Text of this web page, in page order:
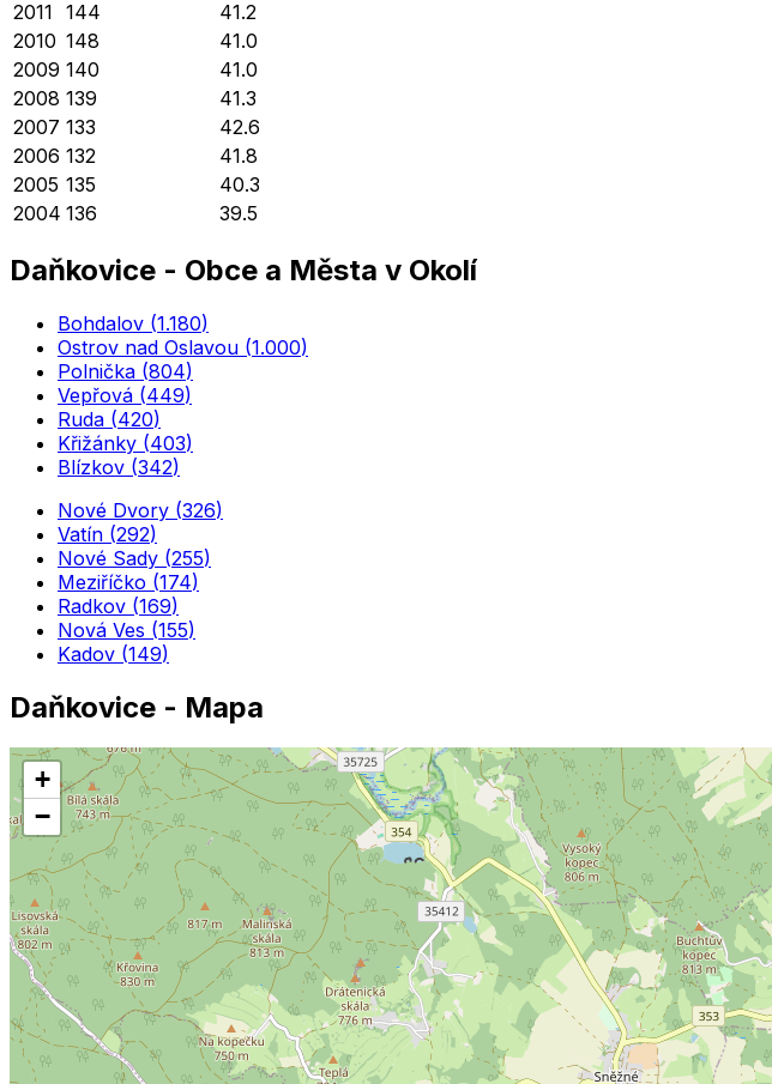
2011 144
41.2
2010 148
41.0
2009 140
41.0
2008 139
41.3
2007 133
42.6
2006 132
41.8
2005 135
40.3
2004 136 39.5
Daňkovice - Obce a Města v Okolí
Bohdalov (1.180)
Ostrov nad Oslavou (1.000)
Polnička (804)
Vepřová (449)
Ruda (420)
Křižánky (403)
Blízkov (342)
Nové Dvory (326)
Vatín (292)
Nové Sady (255)
Meziříčko (174)
Radkov (169)
Nová Ves (155)
Kadov (149)
Daňkovice - Mapa
+
−